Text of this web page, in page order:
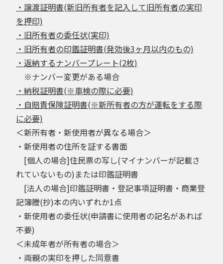
・譲渡証明書(新旧所有者を記入して旧所有者の実印
を押印)
・旧所有者の委任状(実印)
・旧所有者の印鑑証明書(発効後3ヶ月以内のもの)
・返納するナンバープレート(2枚)
※ナンバー変更がある場合
・納税証明書(※車検の際に必要)
・自賠責保険証明書(※新所有者の方が運転をする際
に必要)
＜新所有者・新使用者が異なる場合＞
・新使用者の住所を証する書面
[個人の場合]住民票の写し(マイナンバーが記載さ
れていないもの)または印鑑証明書
[法人の場合]印鑑証明書・登記事項証明書・商業登
記簿謄(抄)本の内いずれか1点
・新使用者の委任状(申請書に使用者の記名があれば
不要)
＜未成年者が所有者の場合＞
・両親の実印を押した同意書